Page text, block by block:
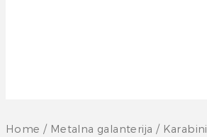
Home / Metalna galanterija / Karabini